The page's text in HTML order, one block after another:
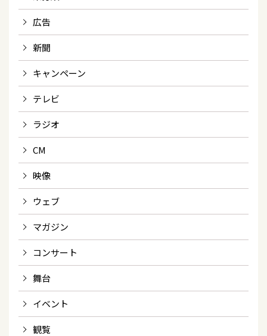
広告
新聞
キャンペーン
テレビ
ラジオ
CM
映像
ウェブ
マガジン
コンサート
舞台
イベント
観覧